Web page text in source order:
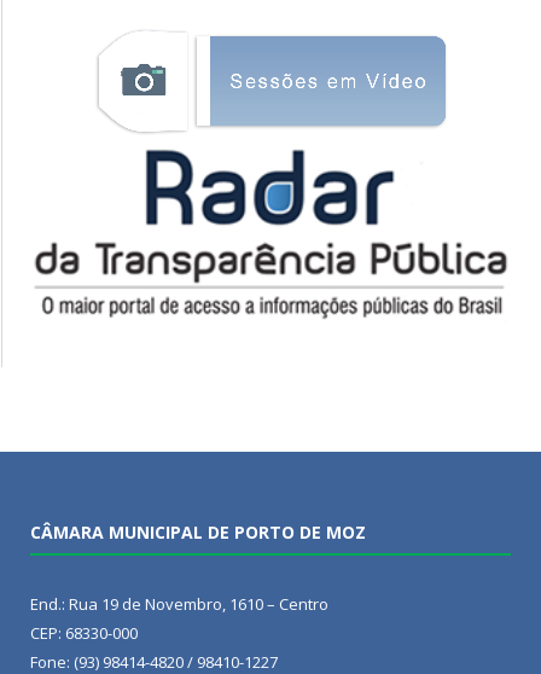
CÂMARA MUNICIPAL DE PORTO DE MOZ
End.: Rua 19 de Novembro, 1610 – Centro
CEP: 68330-000
Fone: (93) 98414-4820 / 98410-1227